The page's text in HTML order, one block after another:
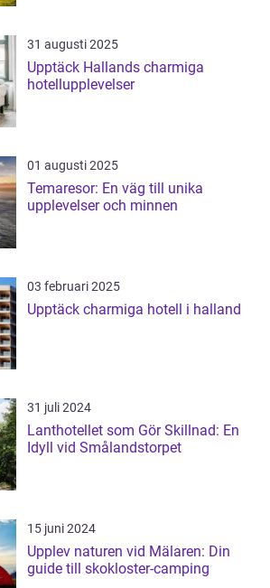
31 augusti 2025
Upptäck Hallands charmiga
hotellupplevelser
01 augusti 2025
Temaresor: En väg till unika
upplevelser och minnen
03 februari 2025
Upptäck charmiga hotell i halland
31 juli 2024
Lanthotellet som Gör Skillnad: En
Idyll vid Smålandstorpet
15 juni 2024
Upplev naturen vid Mälaren: Din
guide till skokloster-camping